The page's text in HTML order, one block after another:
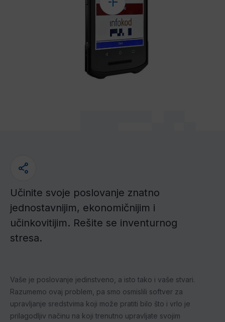
Učinite svoje poslovanje znatno
jednostavnijim, ekonomičnijim i
učinkovitijim. Rešite se inventurnog
stresa.
Vaše je poslovanje jedinstveno, a isto tako i vaše stvari.
Razumemo ovaj problem, pa smo osmislili softver za
upravljanje sredstvima koji može pratiti bilo što i vrlo je
prilagodljiv načinu na koji trenutno upravljate svojim